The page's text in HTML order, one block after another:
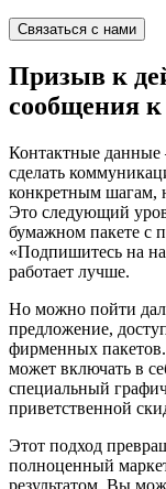
Связаться с нами
Призыв к
сообщения
Контактные
сделать
конкретным шагам,
Это следующий
бумажном пакете с
«Подпишитесь на
работает лучше.
Но можно пойти
предложение,
фирменных
может включать в
специальный
приветственной
Этот подход
полноценный